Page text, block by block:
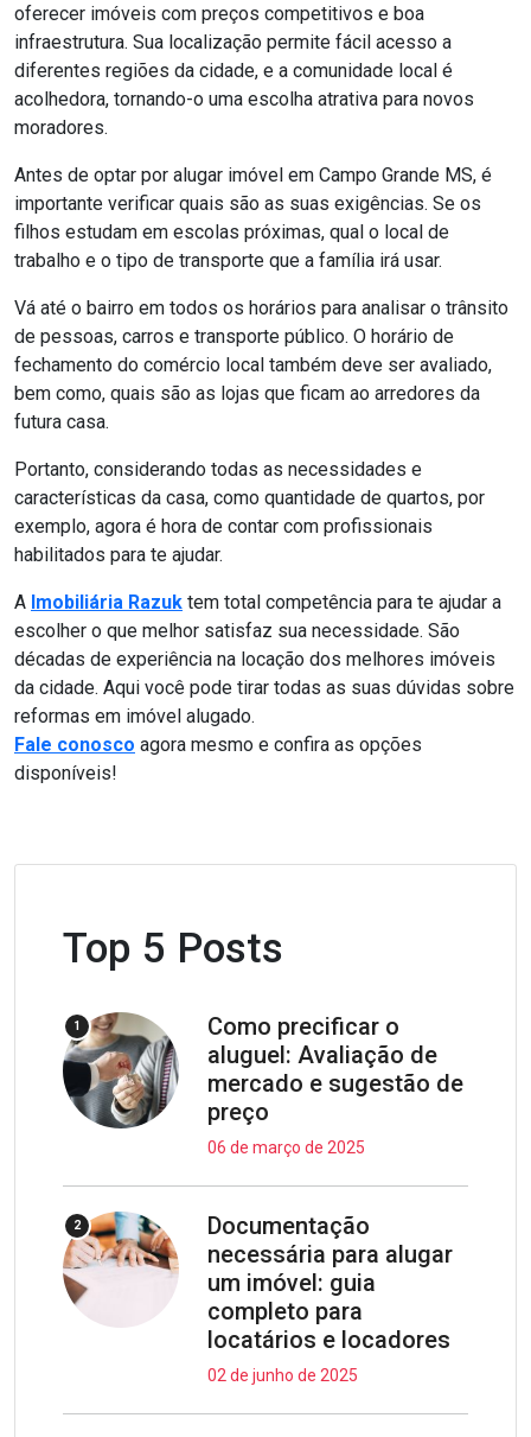
oferecer imóveis com preços competitivos e boa
infraestrutura. Sua localização permite fácil acesso a
diferentes regiões da cidade, e a comunidade local é
acolhedora, tornando-o uma escolha atrativa para novos
moradores.
Antes de optar por alugar imóvel em Campo Grande MS, é
importante verificar quais são as suas exigências. Se os
filhos estudam em escolas próximas, qual o local de
trabalho e o tipo de transporte que a família irá usar.
Vá até o bairro em todos os horários para analisar o trânsito
de pessoas, carros e transporte público. O horário de
fechamento do comércio local também deve ser avaliado,
bem como, quais são as lojas que ficam ao arredores da
futura casa.
Portanto, considerando todas as necessidades e
características da casa, como quantidade de quartos, por
exemplo, agora é hora de contar com profissionais
habilitados para te ajudar.
A Imobiliária Razuk tem total competência para te ajudar a
escolher o que melhor satisfaz sua necessidade. São
décadas de experiência na locação dos melhores imóveis
da cidade. Aqui você pode tirar todas as suas dúvidas sobre
reformas em imóvel alugado.
Fale conosco agora mesmo e confira as opções
disponíveis!
Top 5 Posts
1
Como precificar o
aluguel: Avaliação de
mercado e sugestão de
preço
06 de março de 2025
2
Documentação
necessária para alugar
um imóvel: guia
completo para
locatários e locadores
02 de junho de 2025